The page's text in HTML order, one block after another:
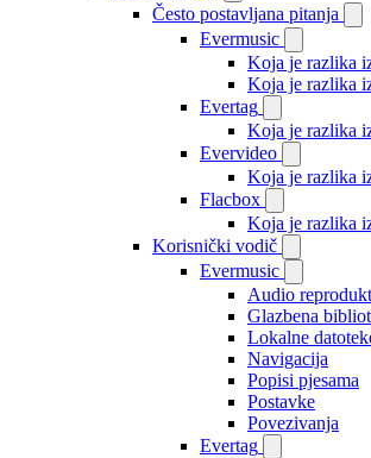
Često postavljana pitanja
Evermusic
Koja je razlika
Koja je razlika
Evertag
Koja je razlika
Evervideo
Koja je razlika
Flacbox
Koja je razlika
Korisnički vodič
Evermusic
Audio
Glazbena
Lokalne
Navigacija
Popisi pjesama
Postavke
Povezivanja
Evertag